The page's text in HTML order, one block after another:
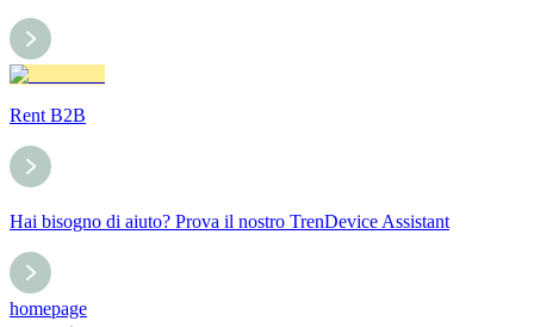
Rent B2B
Hai bisogno di aiuto? Prova il nostro TrenDevice Assistant
homepage